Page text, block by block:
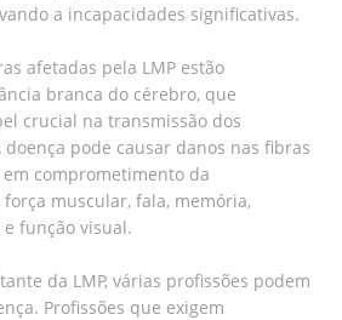
a incapacidades significativas.
afetadas pela LMP estão
branca do cérebro, que
crucial na transmissão dos
pode causar danos nas fibras
comprometimento da
muscular, fala, memória,
função visual.
da LMP, várias profissões podem
Profissões que exigem